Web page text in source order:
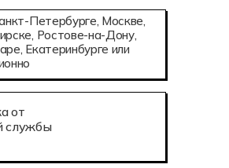
от
службы
Петербурге, Москве,
Ростове-на-Дону,
Екатеринбурге или